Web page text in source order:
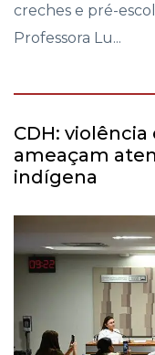
creches e pré-
Professora Lu...
CDH:
ameaçam
indígena